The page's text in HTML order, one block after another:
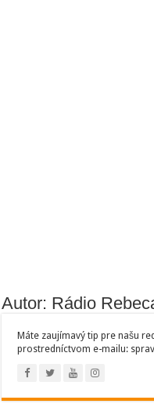
Autor: Rádio
Máte zaujímavý tip pre našu
prostredníctvom e-mailu: